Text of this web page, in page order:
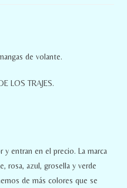
de volante.
LOS TRAJES.
y entran en el precio. La marca
rosa, azul, grosella y verde
de más colores que se